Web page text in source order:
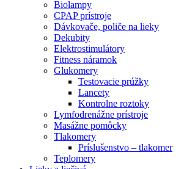
Biolampy
CPAP prístroje
Dávkovače, poliče na lieky
Dekubity
Elektrostimulátory
Fitness náramok
Glukomery
Testovacie prúžky
Lancety
Kontrolne roztoky
Lymfodrenážne prístroje
Masážne pomôcky
Tlakomery
Príslušenstvo – tlakomer
Teplomery